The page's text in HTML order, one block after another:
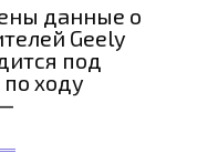
данные о
Geely
под
ходу